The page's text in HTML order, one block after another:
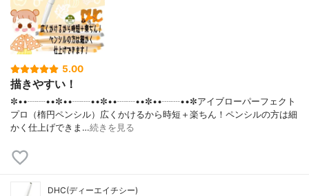
5.00
描きやすい！
✼••┈┈••✼••┈┈••✼••┈┈••✼••┈┈••✼アイブローパーフェクト
プロ（楕円ペンシル）広くかけるから時短＋楽ちん！ペンシルの方は細
かく仕上げできま…続きを見る
DHC(ディーエイチシー)